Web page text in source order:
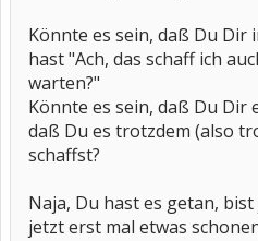
Könnte es sein, daß Du Dir
hast "Ach, das schaff ich
warten?"
Könnte es sein, daß Du Dir
daß Du es trotzdem (also
schaffst?
Naja, Du hast es getan,
jetzt erst mal etwas